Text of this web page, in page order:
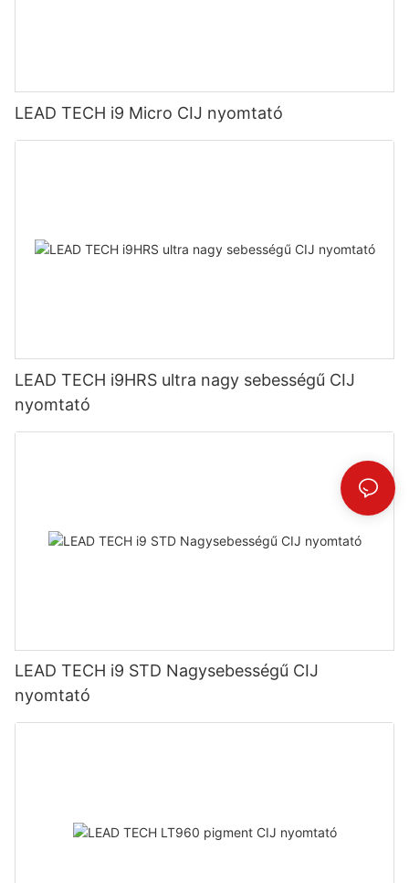
LEAD TECH i9 Micro CIJ nyomtató
LEAD TECH i9HRS ultra nagy sebességű CIJ
nyomtató
LEAD TECH i9 STD Nagysebességű CIJ
nyomtató